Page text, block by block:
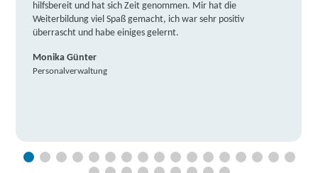
hilfsbereit und hat sich Zeit genommen. Mir hat die
Weiterbildung viel Spaß gemacht, ich war sehr positiv
überrascht und habe einiges gelernt.
Monika Günter
Personalverwaltung